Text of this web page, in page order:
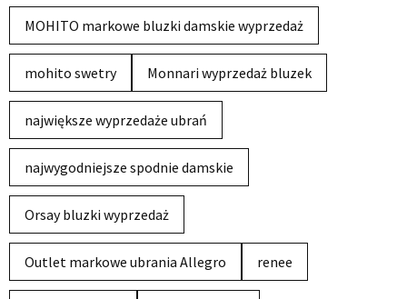
MOHITO markowe bluzki damskie wyprzedaż
mohito swetry Monnari wyprzedaż bluzek
największe wyprzedaże ubrań
najwygodniejsze spodnie damskie
Orsay bluzki wyprzedaż
Outlet markowe ubrania Allegro renee